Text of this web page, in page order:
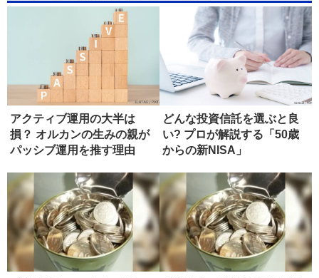
アクティブ運用の大半は
損？ オルカンの生みの親が
パッシブ運用を推す理由
どんな投資信託を選ぶと良
い? プロが解説する「50歳
からの新NISA」